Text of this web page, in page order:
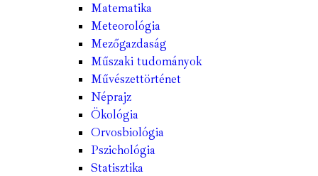
Matematika
Meteorológia
Mezőgazdaság
Műszaki tudományok
Művészettörténet
Néprajz
Ökológia
Orvosbiológia
Pszichológia
Statisztika